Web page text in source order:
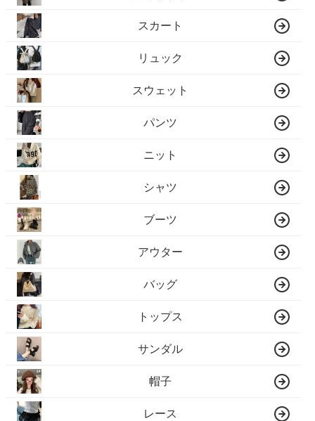
スカート
リュック
スウェット
パンツ
ニット
シャツ
ブーツ
アウター
バッグ
トップス
サンダル
帽子
レース